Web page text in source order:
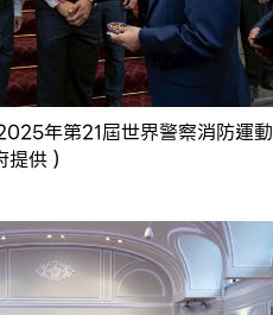
年第21屆世界警察消防運動
供）